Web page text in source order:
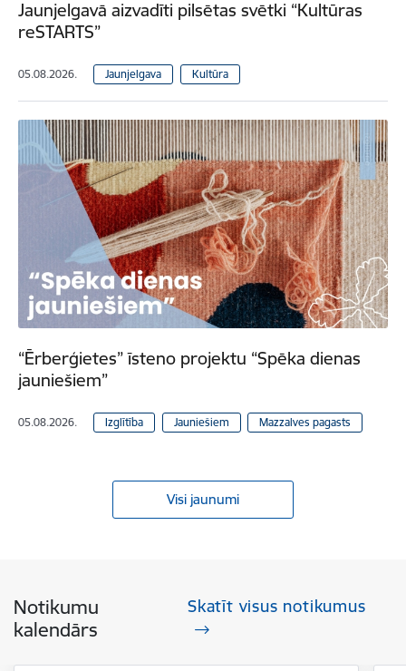
Jaunjelgavā aizvadīti pilsētas svētki “Kultūras
reSTARTS”
05.08.2026. Jaunjelgava Kultūra
“Ērberģietes” īsteno projektu “Spēka dienas
jauniešiem”
05.08.2026. Izglītība Jauniešiem Mazzalves pagasts
Visi jaunumi
Notikumu
kalendārs
Skatīt visus notikumus